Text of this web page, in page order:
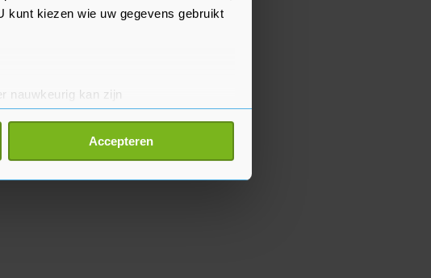
kunt kiezen wie uw gegevens gebruikt
nauwkeurig kan zijn
(fingerprinting)
in het
detailgedeelte
Accepteren